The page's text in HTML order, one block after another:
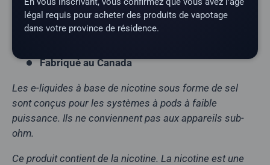
Teneur en nicotine :20 mg
Fabriqué au Canada
Les e-liquides à base de nicotine sous forme de sel
sont conçus pour les systèmes à pods à faible
puissance. Ils ne conviennent pas aux appareils sub-
ohm.
Ce produit contient de la nicotine. La nicotine est une
légal requis pour acheter des produits de vapotage
dans votre province de résidence.